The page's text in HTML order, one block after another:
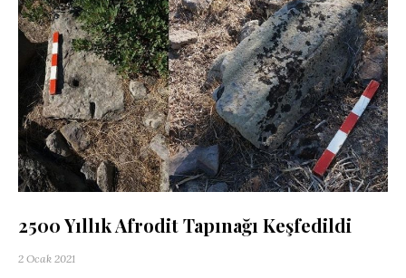
2500 Yıllık Afrodit Tapınağı Keşfedildi
2 Ocak 2021